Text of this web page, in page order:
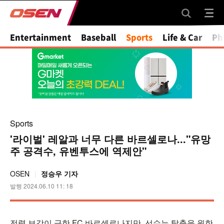
Mute
Entertainment Baseball Sports Life & Car
Sports
'라이벌' 레알과 너무 다른 바르셀로나..."유망
주 공격수, 유벤투스에 역제안"
OSEN 정승우 기자
발행 2024.06.10 11: 18